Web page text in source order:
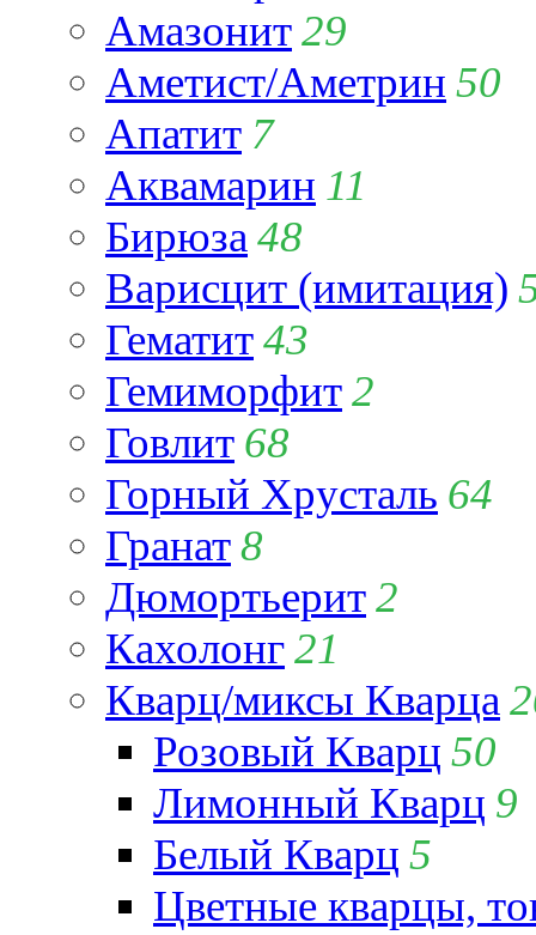
Амазонит29
Аметист/Аметрин 50
Апатит 7
Аквамарин 11
Бирюза 48
Варисцит (имитация)
Гематит43
Гемиморфит2
Говлит 68
Горный Хрусталь 64
Гранат8
Дюмортьерит2
Кахолонг21
Кварц/миксы Кварца
Розовый Кварц 50
Лимонный Кварц 9
Белый Кварц 5
Цветные кварцы,